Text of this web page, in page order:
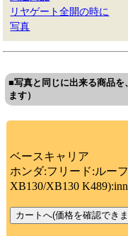
リヤゲート全開の時に
写真
■写真と同じに出来る商品
ます）
ベースキャリア
ホンダ:フリード:ルー
XB130/XB130